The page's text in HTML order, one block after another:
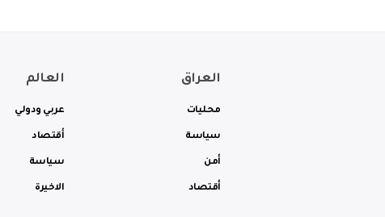
العراق
محليات
سياسة
أمن
أقتصاد
العالم
عربي ودولي
أقتصاد
سياسة
الاخيرة